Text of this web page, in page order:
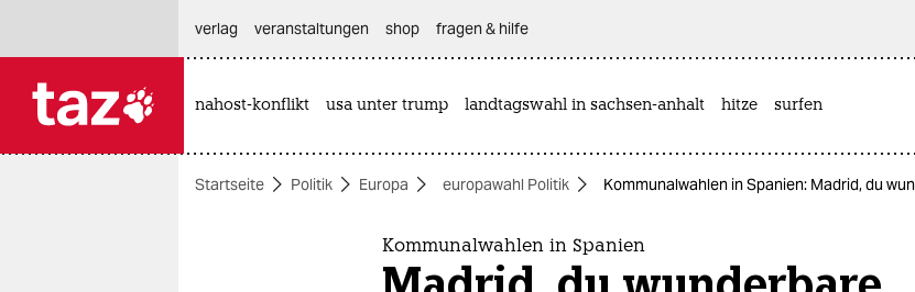
themen
verlag
veranstaltungen shop fragen & hilfe
nahost-konflikt usa unter trump landtagswahl in sachsen-anhalt hitze surfen
Startseite Politik Europa europawahl Politik Kommunalwahlen in Spanien: Madrid, du
Kommunalwahlen in Spanien